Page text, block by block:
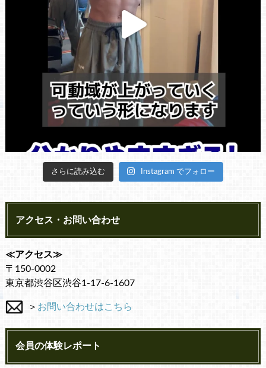
さらに読み込む Instagram でフォロー
アクセス・お問い合わせ
≪アクセス≫
〒150-0002
東京都渋谷区渋谷1-17-6-1607
＞ お問い合わせはこちら
会員の体験レポート